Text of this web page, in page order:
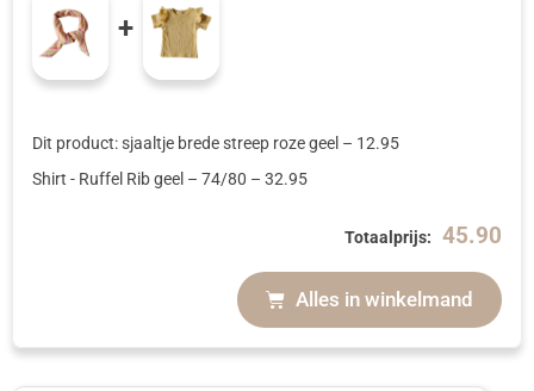
+
Totaalprijs: 45.90
Alles in winkelmand
Dit product: sjaaltje brede streep roze geel – 12.95
Shirt - Ruffel Rib geel – 74/80 – 32.95